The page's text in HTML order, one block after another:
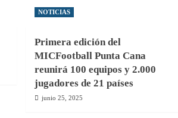
NOTICIAS
Primera edición del
MICFootball Punta Cana
reunirá 100 equipos y 2.000
jugadores de 21 países
junio 25, 2025